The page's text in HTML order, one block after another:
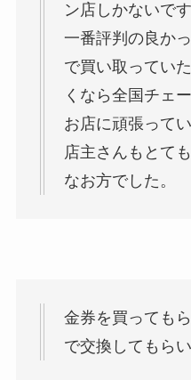
ン店しかないで
一番評判の良か
で買い取ってい
くなら全国チェ
お店に頑張って
店主さんもとて
なお方でした。
金券を買っても
で交換してもら